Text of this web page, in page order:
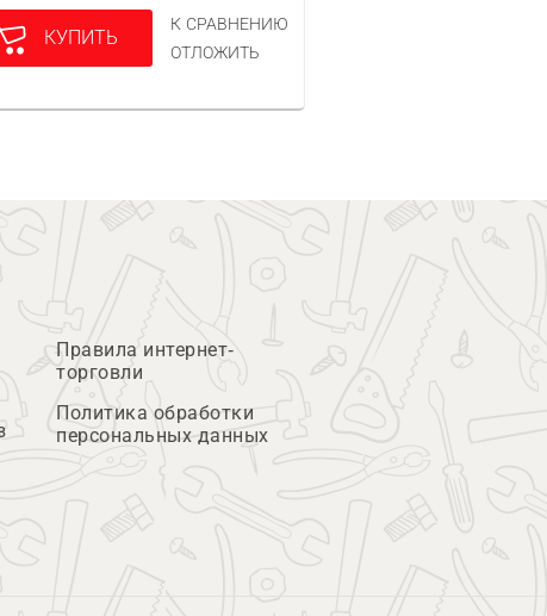
КУПИТЬ
К СРАВНЕНИЮ
ОТЛОЖИТЬ
Правила интернет-
торговли
Политика обработки
персональных данных